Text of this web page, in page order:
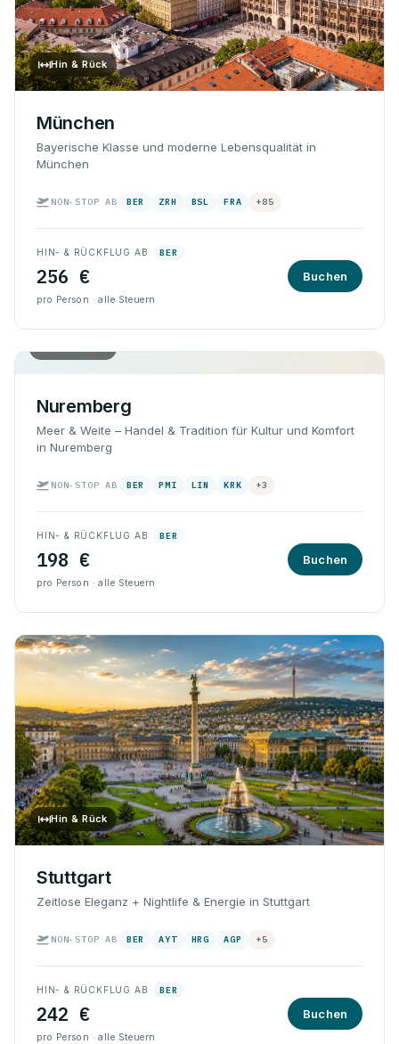
Hin & Rück
München
Bayerische Klasse und moderne Lebensqualität in
München
NON-STOP AB BER ZRH BSL FRA +85
HIN- & RÜCKFLUG AB BER
256 €
pro Person · alle Steuern
Buchen
Nuremberg
Meer & Weite – Handel & Tradition für Kultur und Komfort
in Nuremberg
NON-STOP AB BER PMI LIN KRK +3
HIN- & RÜCKFLUG AB BER
198 €
pro Person · alle Steuern
Buchen
Hin & Rück
Stuttgart
Zeitlose Eleganz + Nightlife & Energie in Stuttgart
NON-STOP AB BER AYT HRG AGP +5
HIN- & RÜCKFLUG AB BER
242 €
pro Person · alle Steuern
Buchen